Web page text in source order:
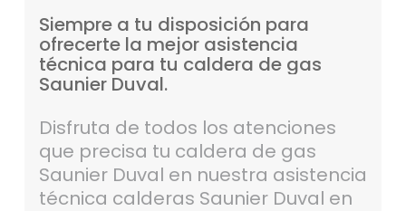
Siempre a tu disposición para
ofrecerte la mejor asistencia
técnica para tu caldera de gas
Saunier Duval.
Disfruta de todos los atenciones
que precisa tu caldera de gas
Saunier Duval en nuestra asistencia
técnica calderas Saunier Duval en